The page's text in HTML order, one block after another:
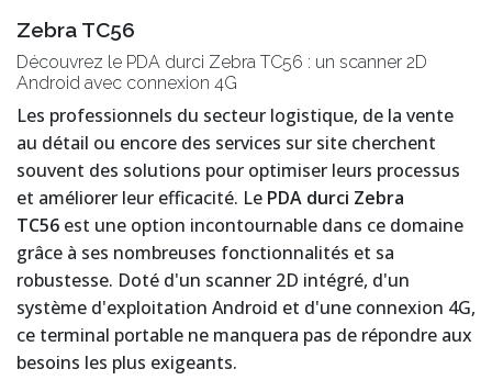
Zebra TC56
Découvrez le PDA durci Zebra TC56 : un scanner 2D
Android avec connexion 4G
Les professionnels du secteur logistique, de la vente
au détail ou encore des services sur site cherchent
souvent des solutions pour optimiser leurs processus
et améliorer leur efficacité. Le PDA durci Zebra
TC56 est une option incontournable dans ce domaine
grâce à ses nombreuses fonctionnalités et sa
robustesse. Doté d'un scanner 2D intégré, d'un
système d'exploitation Android et d'une connexion 4G,
ce terminal portable ne manquera pas de répondre aux
besoins les plus exigeants.